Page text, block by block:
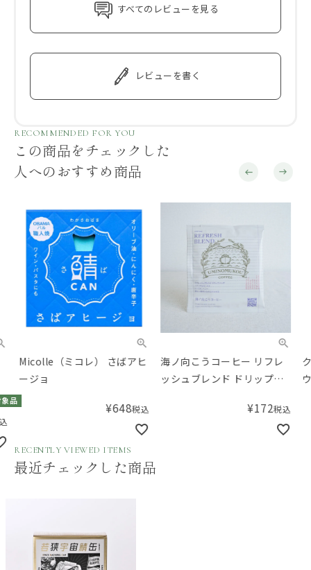
すべてのレビューを見る
レビューを書く
RECOMMENDED FOR YOU
この商品をチェックした
人へのおすすめ商品
Micolle（ミコレ） さばアヒ
ージョ
648税込
海ノ向こうコーヒー リフレ
ッシュブレンド ドリップバ
172税込
ク
ウ
RECENTLY VIEWED ITEMS
最近チェックした商品